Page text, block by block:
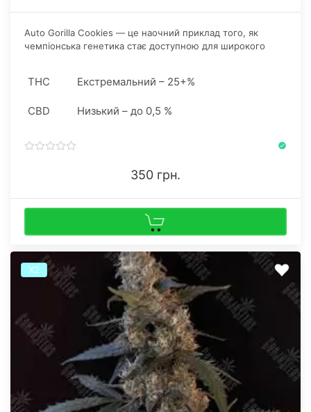
Auto Gorilla Cookies — це наочний приклад того, як
чемпіонська генетика стає доступною для широкого
THC Екстремальний – 25+%
CBD Низький – до 0,5 %
350 грн.
Х2